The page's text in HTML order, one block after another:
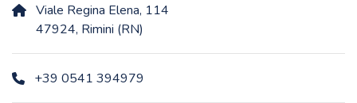
Viale Regina Elena, 114
47924, Rimini (RN)
+39 0541 394979